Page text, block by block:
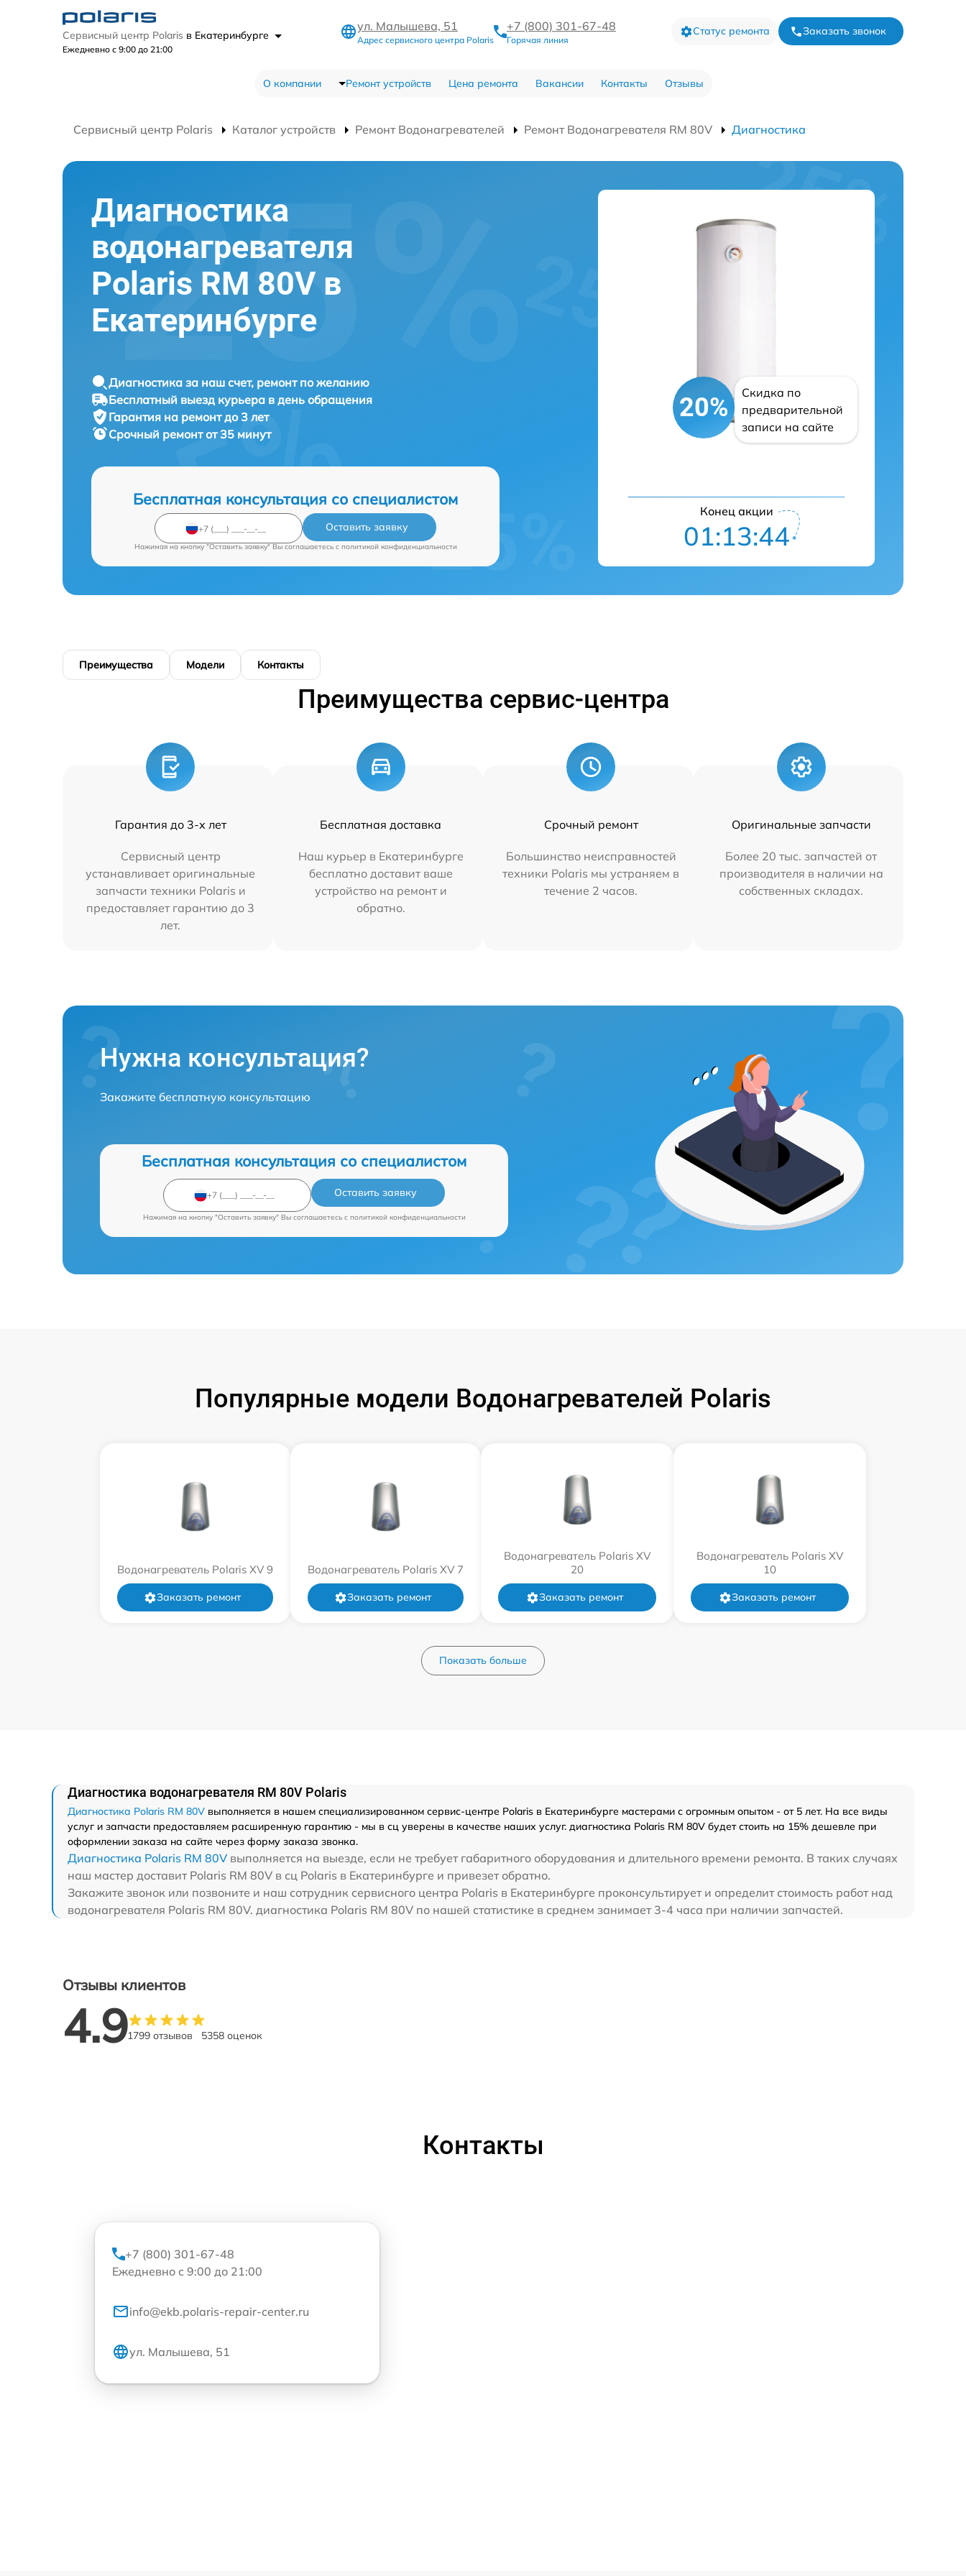
Сервисный центр Polaris в Екатеринбурге
Ежедневно с 9:00 до 21:00
ул. Малышева, 51
Адрес сервисного центра Polaris
+7 (800) 301-67-48
Горячая линия
Статус ремонта Заказать звонок
О компании Ремонт устройств Цена ремонта Вакансии Контакты Отзывы
Сервисный центр Polaris Каталог устройств Ремонт Водонагревателей Ремонт Водонагревателя RM 80V Диагностика
Диагностика
водонагревателя
Polaris RM 80V в
Екатеринбурге
Диагностика за наш счет, ремонт по желанию
Бесплатный выезд курьера в день обращения
Гарантия на ремонт до 3 лет
Срочный ремонт от 35 минут
Бесплатная консультация со специалистом
Оставить заявку
Нажимая на кнопку "Оставить заявку" Вы соглашаетесь c политикой конфиденциальности
20%
Скидка по
предварительной
записи на сайте
Конец акции
01:13:43
Преимущества Модели Контакты
Преимущества сервис-центра
Гарантия до 3-х лет
Сервисный центр
устанавливает оригинальные
запчасти техники Polaris и
предоставляет гарантию до 3
лет.
Бесплатная доставка
Наш курьер в Екатеринбурге
бесплатно доставит ваше
устройство на ремонт и
обратно.
Срочный ремонт
Большинство неисправностей
техники Polaris мы устраняем в
течение 2 часов.
Оригинальные запчасти
Более 20 тыс. запчастей от
производителя в наличии на
собственных складах.
Нужна консультация?
Закажите бесплатную консультацию
Бесплатная консультация со специалистом
Оставить заявку
Нажимая на кнопку "Оставить заявку" Вы соглашаетесь c политикой конфиденциальности
Популярные модели Водонагревателей Polaris
Водонагреватель Polaris XV 9
Заказать ремонт
Водонагреватель Polaris XV 7
Заказать ремонт
Водонагреватель Polaris XV
20
Заказать ремонт
Водонагреватель Polaris XV
10
Заказать ремонт
Показать больше
Диагностика водонагревателя RM 80V Polaris
Диагностика Polaris RM 80V выполняется в нашем специализированном сервис-центре Polaris в Екатеринбурге мастерами с огромным опытом - от 5 лет. На все виды
услуг и запчасти предоставляем расширенную гарантию - мы в сц уверены в качестве наших услуг. диагностика Polaris RM 80V будет стоить на 15% дешевле при
оформлении заказа на сайте через форму заказа звонка.
Диагностика Polaris RM 80V выполняется на выезде, если не требует габаритного оборудования и длительного времени ремонта. В таких случаях
наш мастер доставит Polaris RM 80V в сц Polaris в Екатеринбурге и привезет обратно.
Закажите звонок или позвоните и наш сотрудник сервисного центра Polaris в Екатеринбурге проконсультирует и определит стоимость работ над
водонагревателя Polaris RM 80V. диагностика Polaris RM 80V по нашей статистике в среднем занимает 3-4 часа при наличии запчастей.
Отзывы клиентов
4.91799 отзывов 5358 оценок
Контакты
+7 (800) 301-67-48
Ежедневно с 9:00 до 21:00
info@ekb.polaris-repair-center.ru
ул. Малышева, 51